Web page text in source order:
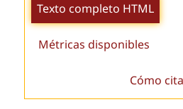
Texto completo HTML
Métricas disponibles
Cómo